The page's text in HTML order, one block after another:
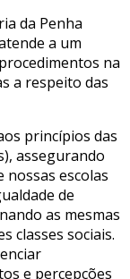
da Penha
a um
na
a respeito das
princípios das
assegurando
nossas escolas
de
as mesmas
classes sociais.
e percepções